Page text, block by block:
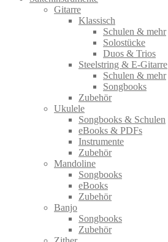
Gitarre
Klassisch
Schulen & mehr
Solostücke
Duos & Trios
Steelstring & E-Gitarre
Schulen & mehr
Songbooks
Zubehör
Ukulele
Songbooks & Schulen
eBooks & PDFs
Instrumente
Zubehör
Mandoline
Songbooks
eBooks
Zubehör
Banjo
Songbooks
Zubehör